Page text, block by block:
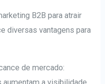
B2B para atrair
diversas vantagens para
de mercado:
a visibilidade